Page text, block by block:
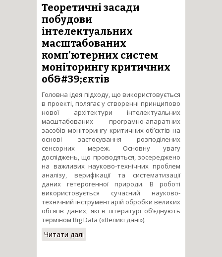
тимчасово окупованих
територій, як фактору
національної безпеки
України, на основі
супутникових даних
Теоретичні засади
побудови
інтелектуальних
масштабованих
комп’ютерних систем
моніторингу критичних
об&#39;єктів
Головна ідея підходу, що використовується
в проекті, полягає у створенні принципово
нової архітектури інтелектуальних
масштабованих програмно-апаратних
засобів моніторингу критичних об’єктів на
основі застосування розподілених
сенсорних мереж. Основну увагу
досліджень, що проводяться, зосереджено
на важливих науково-технічних проблем
аналізу, верифікації та систематизації
даних гетерогенної природи. В роботі
використовується сучасний науково-
технічний інструментарій обробки великих
обсягів даних, які в літературі об’єднують
терміном Big Data («Великі дані»).
Читати далі
побудови інтелектуальних